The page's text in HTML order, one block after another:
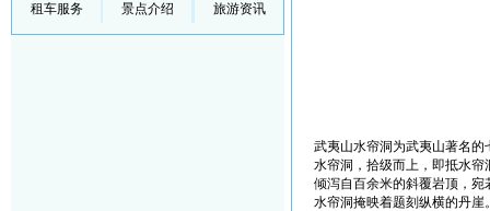
租车服务
景点介绍 旅游资讯
武夷山水帘洞为武夷山著名
水帘洞，拾级而上，即抵水
倾泻自百余米的斜覆岩顶，
水帘洞掩映着题刻纵横的丹崖